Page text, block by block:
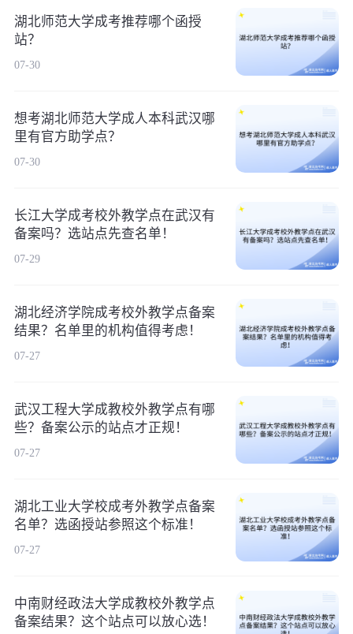
湖北师范大学成考推荐哪个函授
站？
07-30
想考湖北师范大学成人本科武汉哪
里有官方助学点？
07-30
长江大学成考校外教学点在武汉有
备案吗？选站点先查名单！
07-29
湖北经济学院成考校外教学点备案
结果？名单里的机构值得考虑！
07-27
武汉工程大学成教校外教学点有哪
些？备案公示的站点才正规！
07-27
湖北工业大学校成考外教学点备案
名单？选函授站参照这个标准！
07-27
中南财经政法大学成教校外教学点
备案结果？这个站点可以放心选！